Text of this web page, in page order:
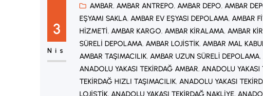
3
Nis
AMBAR, AMBAR ANTREPO, AMBAR DEPO, AMBAR
EŞYAMI SAKLA, AMBAR EV EŞYASI DEPOLAMA, AMBAR
HIZMETI, AMBAR KARGO, AMBAR KIRALAMA, AMBAR
SÜRELI DEPOLAMA, AMBAR LOJISTIK, AMBAR MAL
AMBAR TAŞIMACILIK, AMBAR UZUN SÜRELI DEPOLAMA,
ANADOLU YAKASI TEKIRDAĞ AMBAR, ANADOLU YAKASI
TEKIRDAĞ HIZLI TAŞIMACILIK, ANADOLU YAKASI
LOJISTIK, ANADOLU YAKASI TEKIRDAĞ NAKLIYE,